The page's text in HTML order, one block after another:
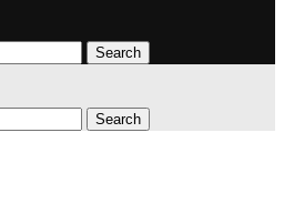
Search
Search